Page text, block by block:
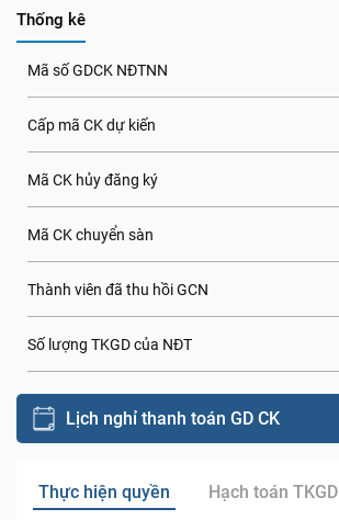
Thống kê
Mã số GDCK NĐTNN
Cấp mã CK dự kiến
Mã CK hủy đăng ký
Mã CK chuyển sàn
Thành viên đã thu hồi GCN
Số lượng TKGD của NĐT
Lịch nghỉ thanh toán GD CK
Thực hiện quyền Hạch toán TKGD